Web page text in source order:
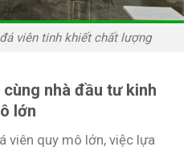
viên tinh khiết chất lượng
cùng nhà đầu tư kinh
lớn
viên quy mô lớn, việc lựa